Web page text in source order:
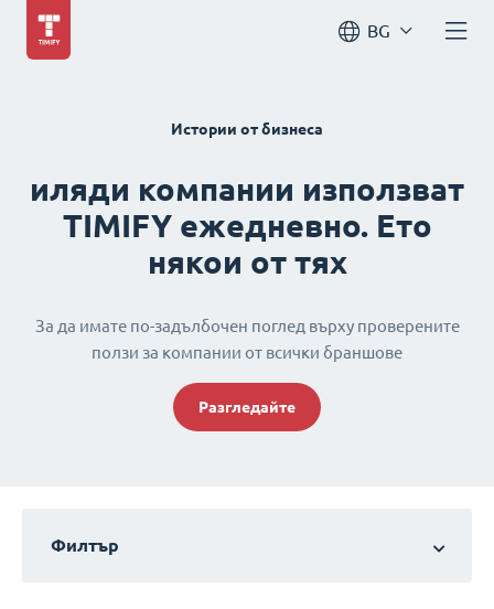
BG
Истории от бизнеса
иляди компании използват
TIMIFY ежедневно. Ето
някои от тях
За да имате по-задълбочен поглед върху проверените
ползи за компании от всички браншове
Разгледайте
Филтър